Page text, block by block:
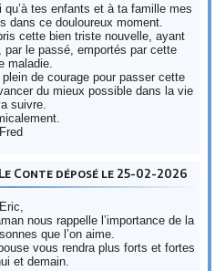
tes enfants et à ta famille mes
dans ce douloureux moment.
cette bien triste nouvelle, ayant
par le passé, emportés par cette
maladie.
de courage pour passer cette
du mieux possible dans la vie
suivre.
Fred
Conte déposé le 25-02-2026
Eric,
nous rappelle l’importance de la
que l’on aime.
vous rendra plus forts et fortes
et demain.